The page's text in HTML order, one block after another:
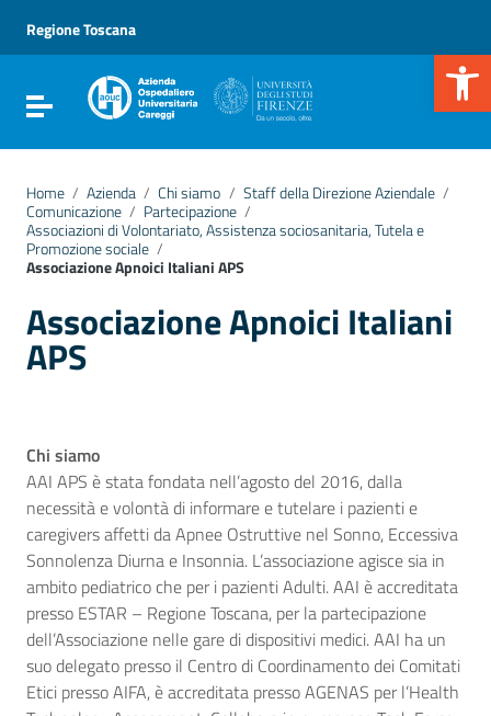
Vai al menu di navigazione
Vai al footer
Regione Toscana
Attiva / disattiva la navigazione
Home / Azienda / Chi siamo / Staff della Direzione Aziendale /
Comunicazione / Partecipazione /
Associazioni di Volontariato, Assistenza sociosanitaria, Tutela e
Promozione sociale /
Associazione Apnoici Italiani APS
Associazione Apnoici Italiani
APS
Chi siamo
AAI APS è stata fondata nell’agosto del 2016, dalla
necessità e volontà di informare e tutelare i pazienti e
caregivers affetti da Apnee Ostruttive nel Sonno, Eccessiva
Sonnolenza Diurna e Insonnia. L’associazione agisce sia in
ambito pediatrico che per i pazienti Adulti. AAI è accreditata
presso ESTAR – Regione Toscana, per la partecipazione
dell’Associazione nelle gare di dispositivi medici. AAI ha un
suo delegato presso il Centro di Coordinamento dei Comitati
Etici presso AIFA, è accreditata presso AGENAS per l’Health